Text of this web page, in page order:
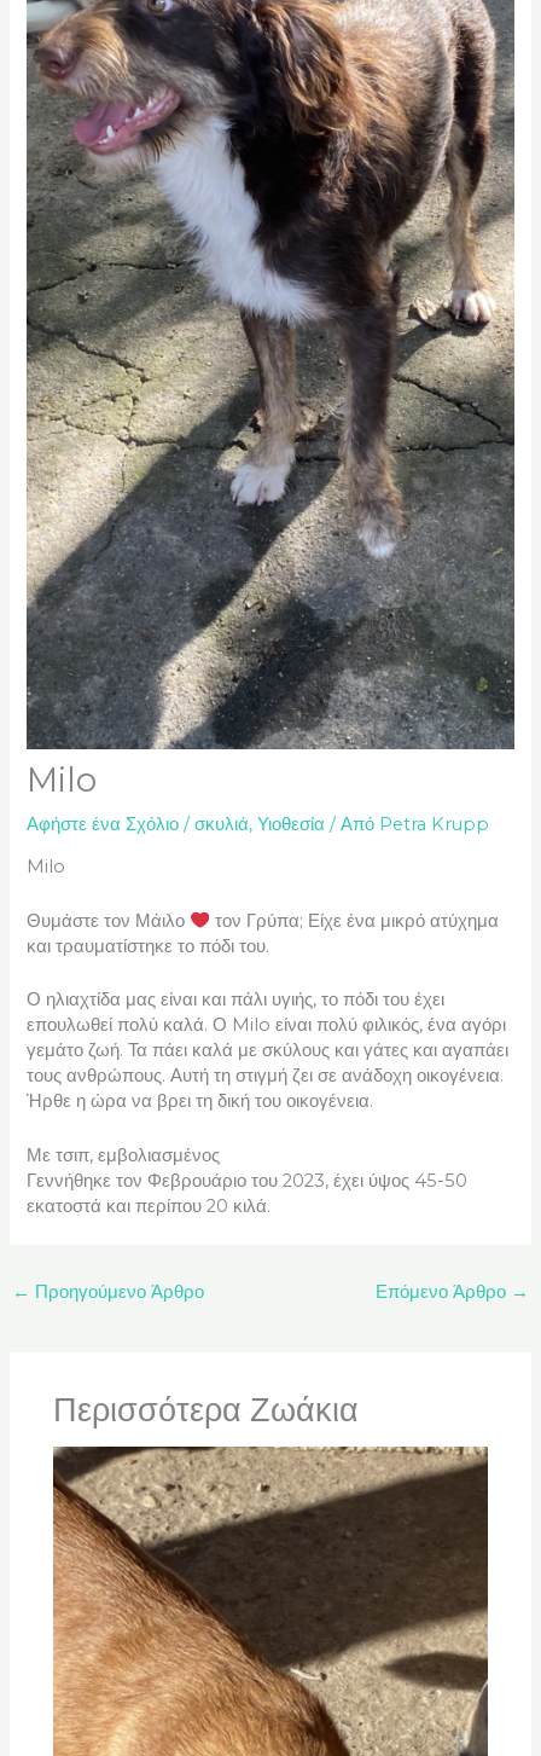
Milo
Αφήστε ένα Σχόλιο /σκυλιά,Υιοθεσία / Από Petra Krupp
Milo
Θυμάστε τον Μάιλο
τον Γρύπα; Είχε ένα μικρό ατύχημα
και τραυματίστηκε το πόδι του.
Ο ηλιαχτίδα μας είναι και πάλι υγιής, το πόδι του έχει
επουλωθεί πολύ καλά. Ο Milo είναι πολύ φιλικός, ένα αγόρι
γεμάτο ζωή. Τα πάει καλά με σκύλους και γάτες και αγαπάει
τους ανθρώπους. Αυτή τη στιγμή ζει σε ανάδοχη οικογένεια.
Ήρθε η ώρα να βρει τη δική του οικογένεια.
Με τσιπ, εμβολιασμένος
Γεννήθηκε τον Φεβρουάριο του 2023, έχει ύψος 45-50
εκατοστά και περίπου 20 κιλά.
← Προηγούμενο Άρθρο Επόμενο Άρθρο →
Περισσότερα Ζωάκια